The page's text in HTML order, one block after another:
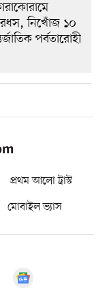
প্রথম আলো ট্রাস্ট
মোবাইল ভ্যাস